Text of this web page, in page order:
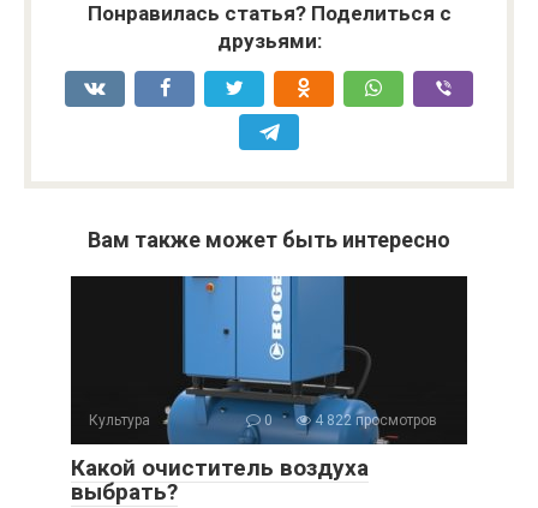
Понравилась статья? Поделиться с
друзьями:
Вам также может быть интересно
Культура 0 4 822 просмотров
Какой очиститель воздуха
выбрать?